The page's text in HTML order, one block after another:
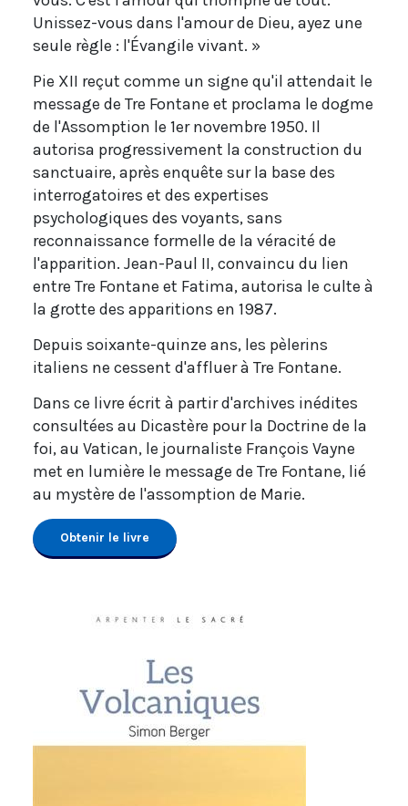
Unissez-vous dans l'amour de Dieu, ayez une
seule règle : l'Évangile vivant. »
Pie XII reçut comme un signe qu'il attendait le
message de Tre Fontane et proclama le dogme
de l'Assomption le 1er novembre 1950. Il
autorisa progressivement la construction du
sanctuaire, après enquête sur la base des
interrogatoires et des expertises
psychologiques des voyants, sans
reconnaissance formelle de la véracité de
l'apparition. Jean-Paul II, convaincu du lien
entre Tre Fontane et Fatima, autorisa le culte à
la grotte des apparitions en 1987.
Depuis soixante-quinze ans, les pèlerins
italiens ne cessent d'affluer à Tre Fontane.
Dans ce livre écrit à partir d'archives inédites
consultées au Dicastère pour la Doctrine de la
foi, au Vatican, le journaliste François Vayne
met en lumière le message de Tre Fontane, lié
au mystère de l'assomption de Marie.
Obtenir le livre